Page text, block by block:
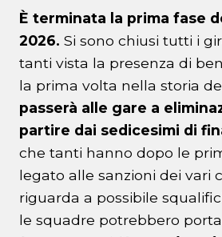
È terminata la prima fase
2026. Si sono chiusi tutti i
tanti vista la presenza di
la prima volta nella storia
passerà alle gare a
partire dai sedicesimi di
che tanti hanno dopo le
legato alle sanzioni dei vari
riguarda a possibile
le squadre potrebbero